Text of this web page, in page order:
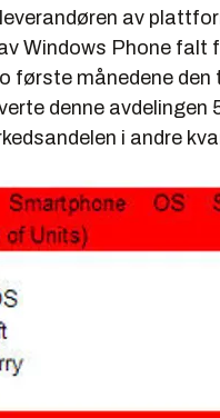
av
Windows Phone
første månedene
denne avdelingen
i andre